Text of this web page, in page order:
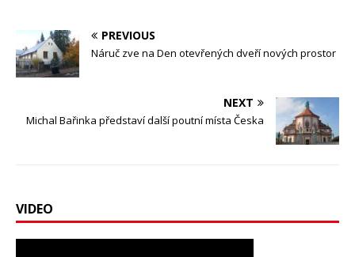
PREVIOUS
Náruč zve na Den otevřených dveří nových prostor
NEXT
Michal Bařinka představí další poutní místa Česka
VIDEO